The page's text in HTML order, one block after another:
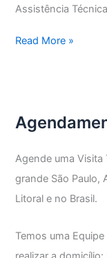
Assistência
Assistência
Read More »
Agende uma Visita
grande São Paulo,
Litoral e no Brasil.
Temos uma